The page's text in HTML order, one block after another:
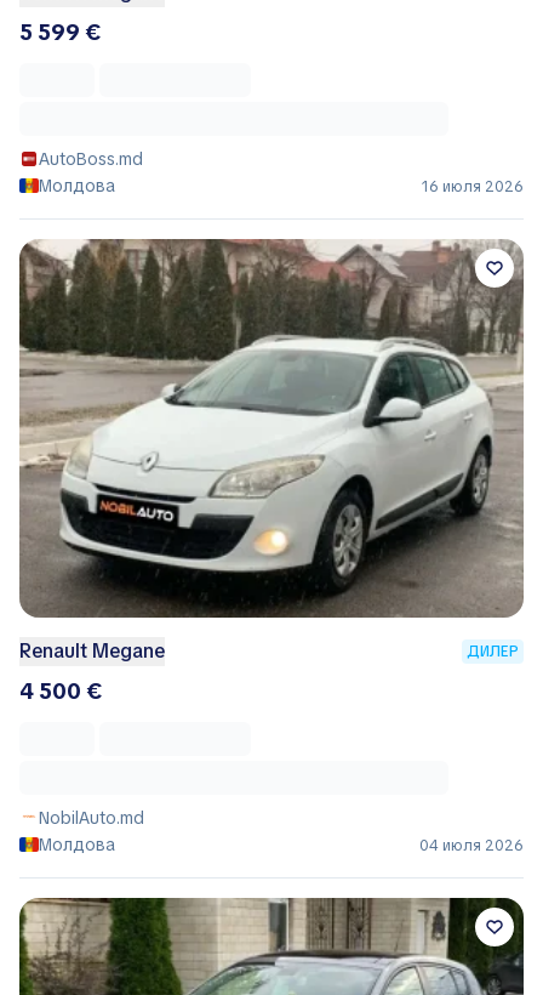
5 599 €
AutoBoss.md
Молдова
16 июля 2026
Renault Megane ДИЛЕР
4 500 €
NobilAuto.md
Молдова
04 июля 2026